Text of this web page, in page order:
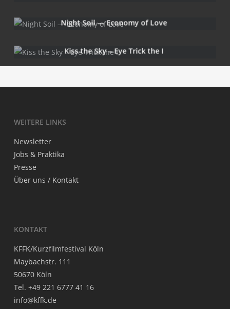
Night Soil — Eco­no­my of Love
Kiss the Sky – Eye Trick the I
WEI­TE­RE LINKS
News­let­ter
Jobs & Praktika
Pres­se
Über uns / Kontakt
KON­TAKT
KFFK/Kurzfilmfestival Köln
May­bach­str. 111
50670 Köln
Tel. +49 221 6777 41 16
info@kffk.de